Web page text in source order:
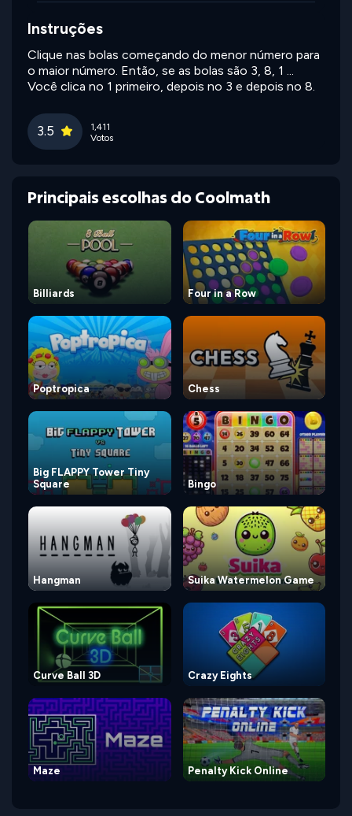
Instruções
Clique nas bolas começando do menor número para
o maior número. Então, se as bolas são 3, 8, 1 ...
Você clica no 1 primeiro, depois no 3 e depois no 8.
3.5
1,411
Votos
Principais escolhas do Coolmath
Billiards Four in a Row
Poptropica Chess
Big FLAPPY Tower Tiny
Square
Bingo
Hangman Suika Watermelon Game
Curve Ball 3D Crazy Eights
Maze Penalty Kick Online